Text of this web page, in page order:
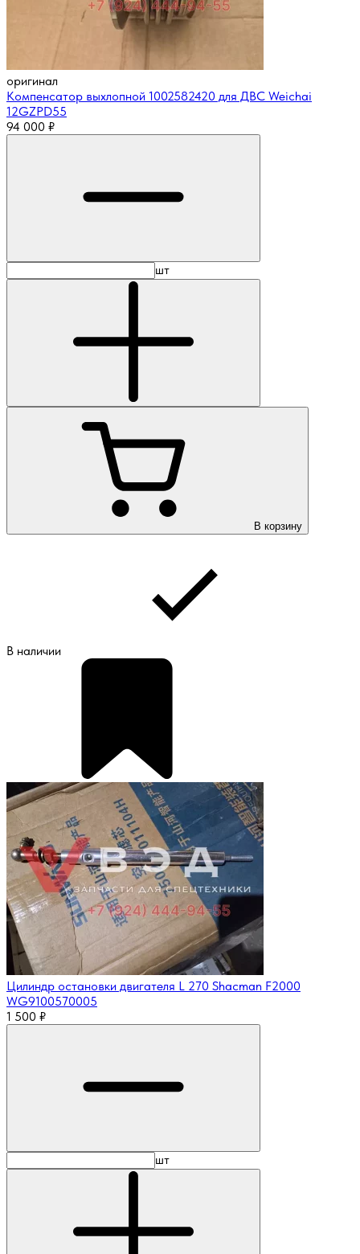
оригинал
Компенсатор выхлопной 1002582420 для ДВС Weichai
12GZPD55
94 000 ₽
шт
В корзину
В наличии
Цилиндр остановки двигателя L 270 Shacman F2000
WG9100570005
1 500 ₽
шт